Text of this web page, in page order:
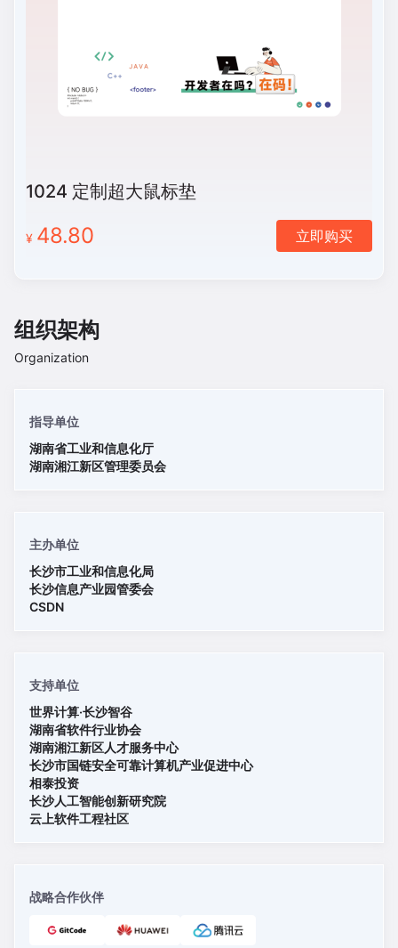
1024 定制超大鼠标垫
¥ 48.80 立即购买
组织架构
Organization
指导单位
湖南省工业和信息化厅
湖南湘江新区管理委员会
主办单位
长沙市工业和信息化局
长沙信息产业园管委会
CSDN
支持单位
世界计算·长沙智谷
湖南省软件行业协会
湖南湘江新区人才服务中心
长沙市国链安全可靠计算机产业促进中心
相泰投资
长沙人工智能创新研究院
云上软件工程社区
战略合作伙伴